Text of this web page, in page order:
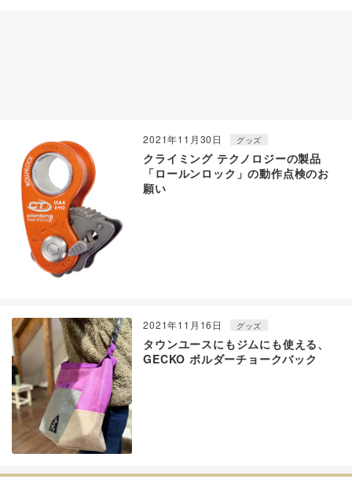
2021年11月30日 グッズ
クライミング テクノロジーの製品
「ロールンロック」の動作点検のお
願い
2021年11月16日 グッズ
タウンユースにもジムにも使える、
GECKO ボルダーチョークバック